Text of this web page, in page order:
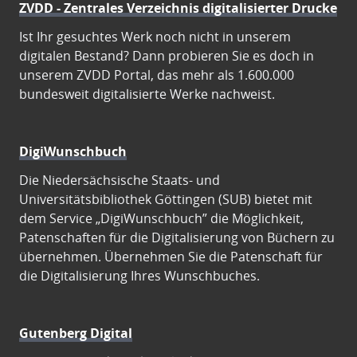
ZVDD - Zentrales Verzeichnis digitalisierter Drucke
Ist Ihr gesuchtes Werk noch nicht in unserem
digitalen Bestand? Dann probieren Sie es doch in
unserem ZVDD Portal, das mehr als 1.600.000
bundesweit digitalisierte Werke nachweist.
DigiWunschbuch
Die Niedersächsische Staats- und
Universitätsbibliothek Göttingen (SUB) bietet mit
dem Service „DigiWunschbuch” die Möglichkeit,
Patenschaften für die Digitalisierung von Büchern zu
übernehmen. Übernehmen Sie die Patenschaft für
die Digitalisierung Ihres Wunschbuches.
Gutenberg Digital